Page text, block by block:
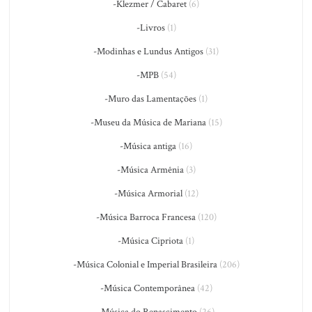
-Klezmer / Cabaret (6)
-Livros(1)
-Modinhas e Lundus Antigos (31)
-MPB(54)
-Muro das Lamentações (1)
-Museu da Música de Mariana(15)
-Música antiga (16)
-Música Armênia(3)
-Música Armorial(12)
-Música Barroca Francesa(120)
-Música Cipriota (1)
-Música Colonial e Imperial Brasileira(206)
-Música Contemporânea(42)